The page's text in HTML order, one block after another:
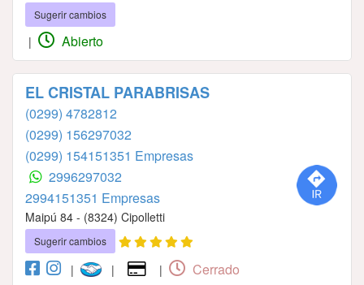
Sugerir cambios
| Abierto
EL CRISTAL PARABRISAS
(0299) 4782812
(0299) 156297032
(0299) 154151351 Empresas
2996297032
2994151351 Empresas
Maipú 84 - (8324) Cipolletti
Sugerir cambios
| | | Cerrado